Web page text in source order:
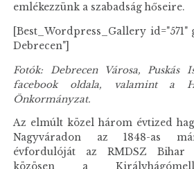
emlékezzünk a szabadság hőseire.
[Best_Wordpress_Gallery
Debrecen"]
Fotók: Debrecen Városa, Puskás
facebook oldala, valamint a
Önkormányzat.
Az elmúlt közel három évtized
Nagyváradon az 1848-as
évfordulóját az RMDSZ Bihar